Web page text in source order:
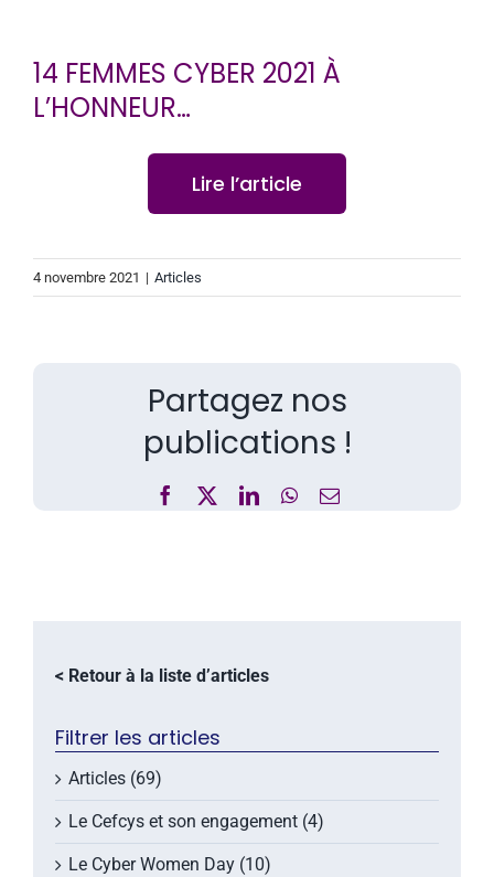
14 FEMMES CYBER 2021 À
L’HONNEUR…
Lire l’article
4 novembre 2021 | Articles
Partagez nos
publications !
Facebook LinkedInWhatsApp
Email
< Retour à la liste d’articles
Filtrer les articles
Articles (69)
Le Cefcys et son engagement (4)
Le Cyber Women Day (10)